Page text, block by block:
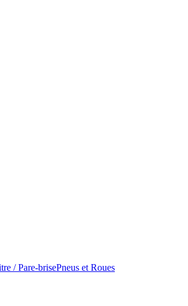
/ Pare-brisePneus et Roues